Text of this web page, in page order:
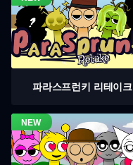
파라스프런키 리테이크